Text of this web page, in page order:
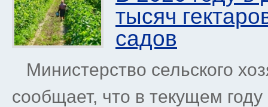
тысяч
садов
Министерство сельского
сообщает, что в текущем